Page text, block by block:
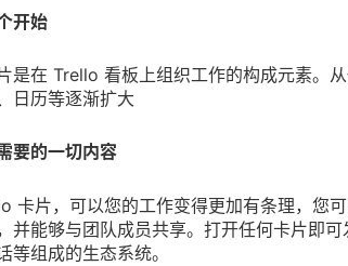
开始
是在 Trello 看板上组织工作的构成元素。
日历等逐渐扩大
要的一切内容
卡片，可以您的工作变得更加有条理，您
并能够与团队成员共享。打开任何卡片即可
等组成的生态系统。